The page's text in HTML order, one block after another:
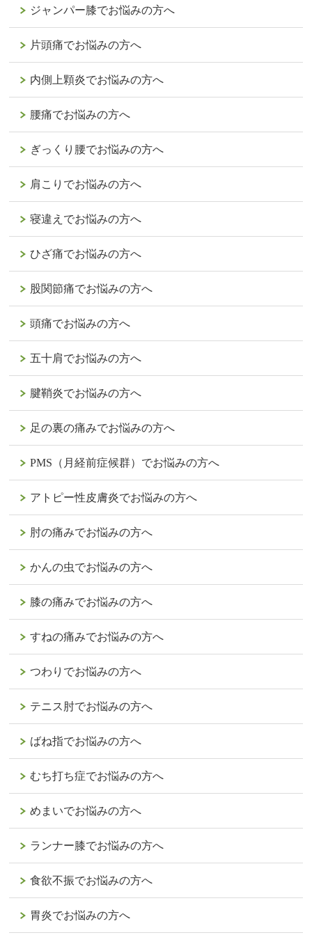
ジャンパー膝でお悩みの方へ
片頭痛でお悩みの方へ
内側上顆炎でお悩みの方へ
腰痛でお悩みの方へ
ぎっくり腰でお悩みの方へ
肩こりでお悩みの方へ
寝違えでお悩みの方へ
ひざ痛でお悩みの方へ
股関節痛でお悩みの方へ
頭痛でお悩みの方へ
五十肩でお悩みの方へ
腱鞘炎でお悩みの方へ
足の裏の痛みでお悩みの方へ
PMS（月経前症候群）でお悩みの方へ
アトピー性皮膚炎でお悩みの方へ
肘の痛みでお悩みの方へ
かんの虫でお悩みの方へ
膝の痛みでお悩みの方へ
すねの痛みでお悩みの方へ
つわりでお悩みの方へ
テニス肘でお悩みの方へ
ばね指でお悩みの方へ
むち打ち症でお悩みの方へ
めまいでお悩みの方へ
ランナー膝でお悩みの方へ
食欲不振でお悩みの方へ
胃炎でお悩みの方へ